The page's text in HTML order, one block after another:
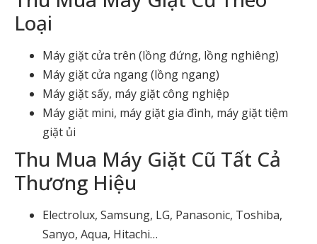
Loại
Máy giặt cửa trên (lồng đứng, lồng nghiêng)
Máy giặt cửa ngang (lồng ngang)
Máy giặt sấy, máy giặt công nghiệp
Máy giặt mini, máy giặt gia đình, máy giặt tiệm
giặt ủi
Thu Mua Máy Giặt Cũ Tất Cả
Thương Hiệu
Electrolux, Samsung, LG, Panasonic, Toshiba,
Sanyo, Aqua, Hitachi…